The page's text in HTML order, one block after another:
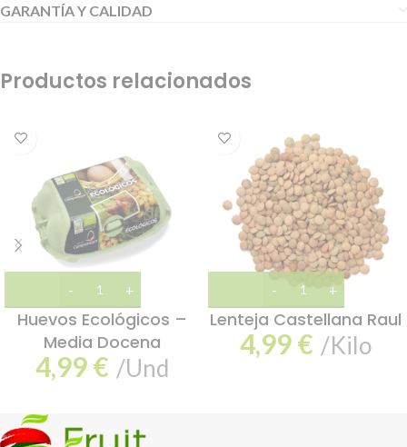
GARANTÍA Y CALIDAD
Productos relacionados
Huevos Ecológicos –
Media Docena
4,99€ /Und
Lenteja Castellana Raul
4,99€ /Kilo